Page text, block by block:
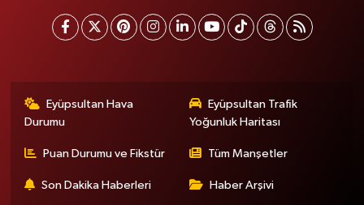
Eyüpsultan Hava
Durumu
Eyüpsultan Trafik
Yoğunluk Haritası
Puan Durumu ve Fikstür Tüm Manşetler
Son Dakika Haberleri Haber Arşivi